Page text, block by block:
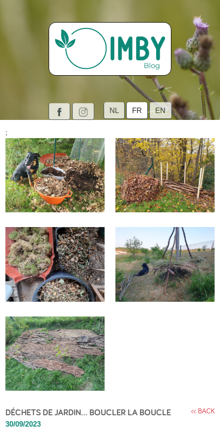
NL FR EN
;
DÉCHETS DE JARDIN… BOUCLER LA BOUCLE
30/09/2023
<< BACK